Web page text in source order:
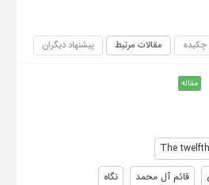
چکیده مقالات مرتبط پیشنهاد دیگران
مقاله
The
قائم آل محمد نگاه